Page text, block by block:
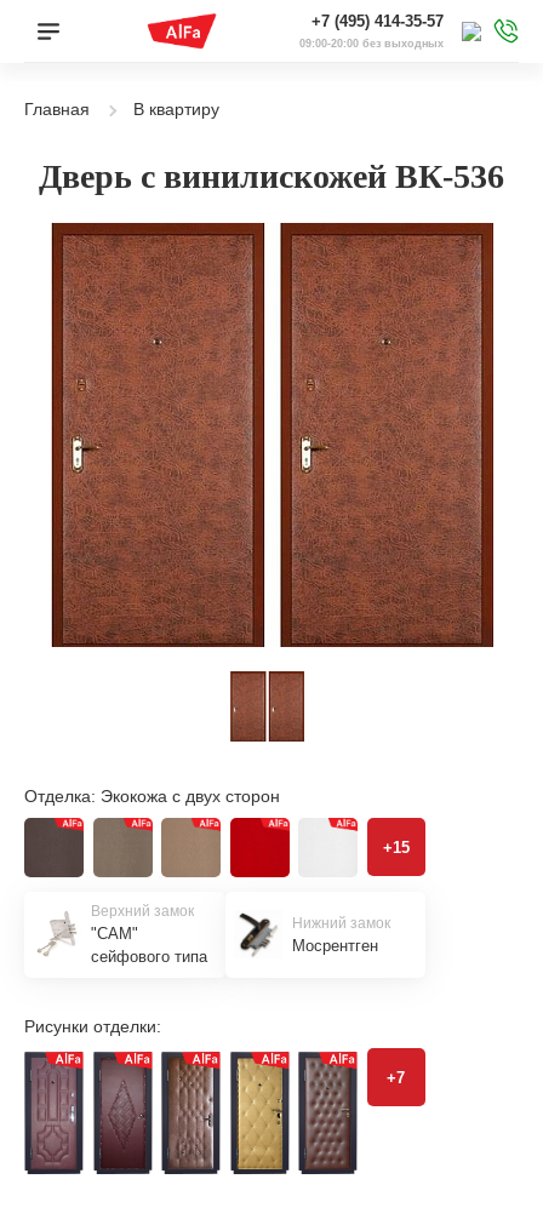
+7 (495) 414-35-57
09:00-20:00 без выходных
Главная В квартиру
Дверь с винилискожей ВК-536
Отделка: Экокожа с двух сторон
+15
Верхний замок
"САМ"
сейфового типа
Нижний замок
Мосрентген
Рисунки отделки:
+7